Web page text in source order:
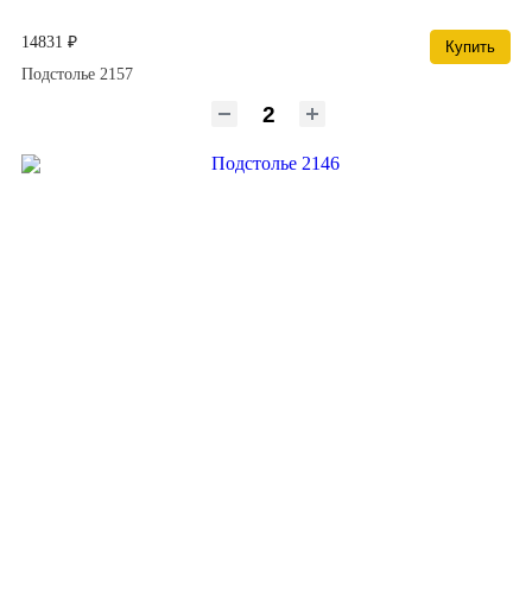
14831 ₽
Купить
Подстолье 2157